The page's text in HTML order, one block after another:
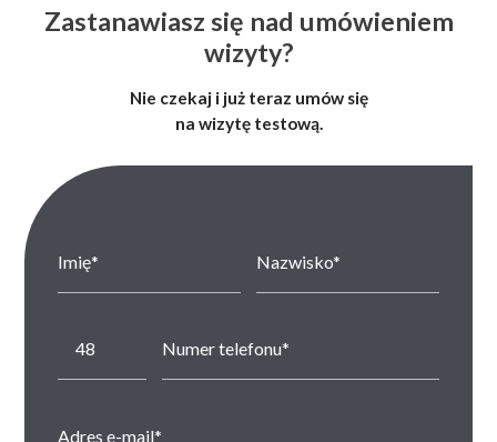
Zastanawiasz się nad umówieniem
wizyty?
Nie czekaj i już teraz umów się
na wizytę testową.